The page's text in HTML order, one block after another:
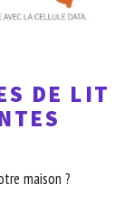
DE LIT
maison ?